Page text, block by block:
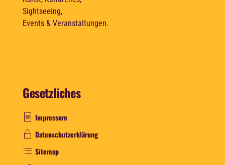
Sightseeing,
Events & Veranstaltungen.
Gesetzliches
Impressum
Datenschutzerklärung
Sitemap